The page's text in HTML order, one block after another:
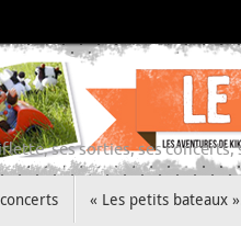
ses sorties, ses
« Les petits bateaux